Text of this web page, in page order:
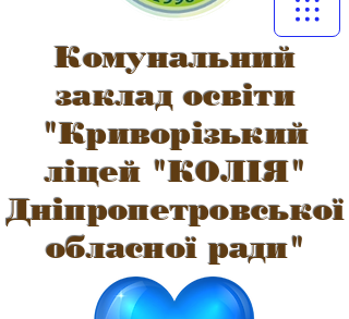
Комунальний
заклад освіти
"Криворізький
ліцей "КОЛІЯ"
Дніпропетровської
обласної ради"